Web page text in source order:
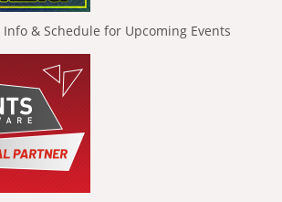
& Schedule for Upcoming Events